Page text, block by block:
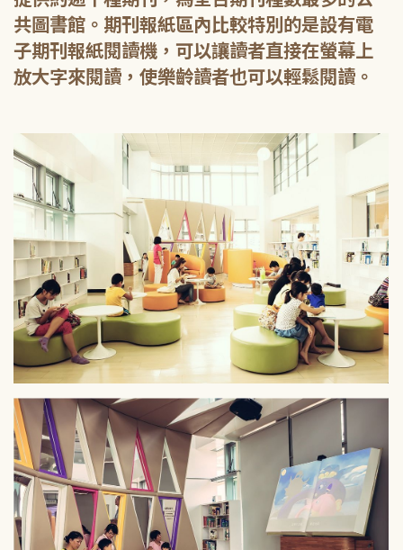
共圖書館。期刊報紙區內比較特別的是設有電
子期刊報紙閱讀機，可以讓讀者直接在螢幕上
放大字來閱讀，使樂齡讀者也可以輕鬆閱讀。